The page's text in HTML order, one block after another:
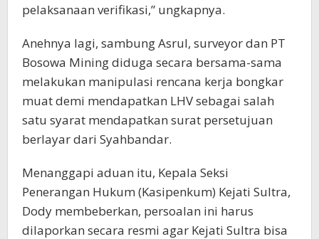
pelaksanaan verifikasi,” ungkapnya.
Anehnya lagi, sambung Asrul, surveyor dan PT
Bosowa Mining diduga secara bersama-sama
melakukan manipulasi rencana kerja bongkar
muat demi mendapatkan LHV sebagai salah
satu syarat mendapatkan surat persetujuan
berlayar dari Syahbandar.
Menanggapi aduan itu, Kepala Seksi
Penerangan Hukum (Kasipenkum) Kejati Sultra,
Dody membeberkan, persoalan ini harus
dilaporkan secara resmi agar Kejati Sultra bisa